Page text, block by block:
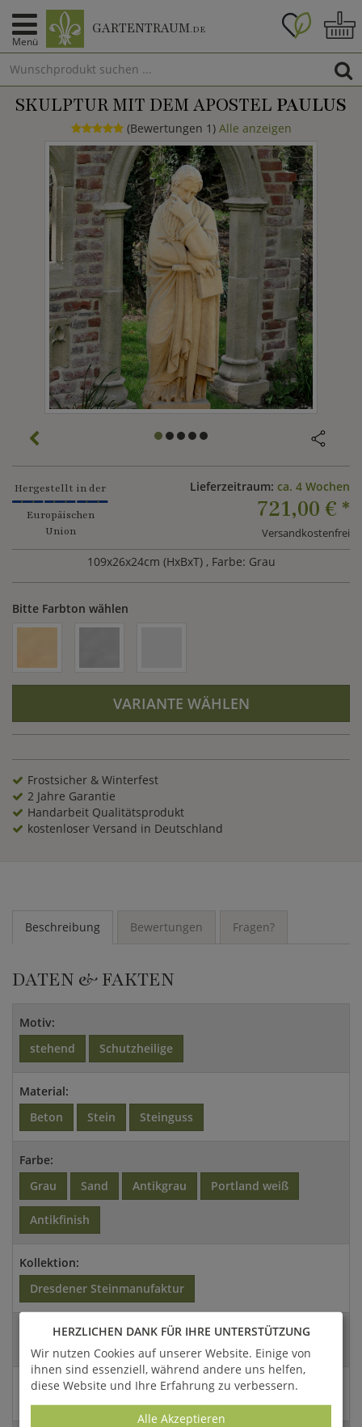
Menü
GARTENTRAUM.DE
SKULPTUR MIT DEM APOSTEL PAULUS
(Bewertungen 1) Alle anzeigen
Hergestellt in der
Europäischen
Union
Lieferzeitraum: ca. 4 Wochen
721,00 € *
Versandkostenfrei
109x26x24cm (HxBxT) , Farbe: Grau
Bitte Farbton wählen
VARIANTE WÄHLEN
Frostsicher & Winterfest
2 Jahre Garantie
Handarbeit Qualitätsprodukt
kostenloser Versand in Deutschland
Beschreibung Bewertungen Fragen?
DATEN & FAKTEN
Motiv:
stehend
Schutzheilige
Material:
Beton
Stein Steinguss
Farbe:
Grau
Sand Antikgrau Portland weiß
Antikfinish
Kollektion:
Dresdener Steinmanufaktur
Artikel- / Versandgewicht:
108 Kg / 140,4 Kg
Abmessungen:
109x26x24cm (HxBxT)
HERZLICHEN DANK FÜR IHRE UNTERSTÜTZUNG
Wir nutzen Cookies auf unserer Website. Einige von
ihnen sind essenziell, während andere uns helfen,
diese Website und Ihre Erfahrung zu verbessern.
Alle Akzeptieren